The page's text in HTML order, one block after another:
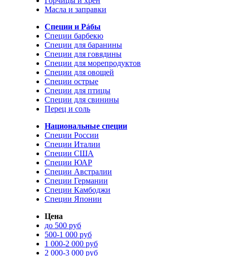
Масла и заправки
Специи и Рáбы
Специи барбекю
Специи для баранины
Специи для говядины
Специи для морепродуктов
Специи для овощей
Специи острые
Специи для птицы
Специи для свинины
Перец и соль
Национальные специи
Специи России
Специи Италии
Специи США
Специи ЮАР
Специи Австралии
Специи Германии
Специи Камбоджи
Специи Японии
Цена
до 500 руб
500-1 000 руб
1 000-2 000 руб
2 000-3 000 руб